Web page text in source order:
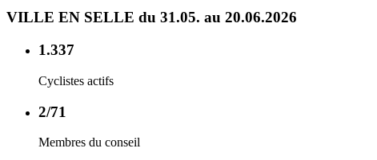
VILLE EN SELLE du 31.05. au 20.06.2026
1.337
Cyclistes actifs
2/71
Membres du conseil